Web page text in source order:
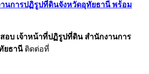
นการปฏิรูปที่ดินจังหวัดอุทัยธานี พร้อม
อบ เจ้าหน้าที่ปฏิรูปที่ดิน สำนักงานการ
ยธานี ติดต่อที่